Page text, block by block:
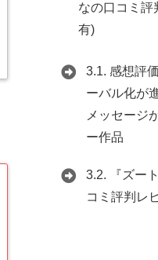
なの口コミ
有)
3.1. 感想評
ーバル化が
メッセージ
ー作品
3.2. 『ズー
コミ評判レ